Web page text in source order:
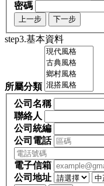
密碼
上一步 下一步
step3.基本資料
所屬分類
公司名稱
聯絡人
公司統編
公司電話
電子信箱
公司地址